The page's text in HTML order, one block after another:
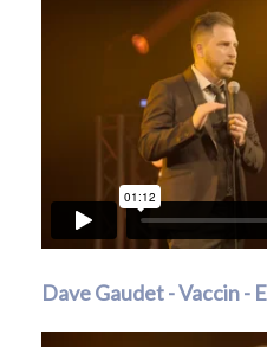
Dave Gaudet - Vaccin -